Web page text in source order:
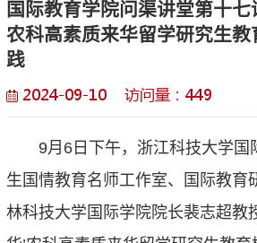
国际教育学院问渠讲堂第十七
农科高素质来华留学研究生
践
2024-09-10 访问量： 449
9月 6日 下午 ， 浙江科技大学国
生国情教育名师工作室、国际教育
林科技大学 国际学院院长裴志超教